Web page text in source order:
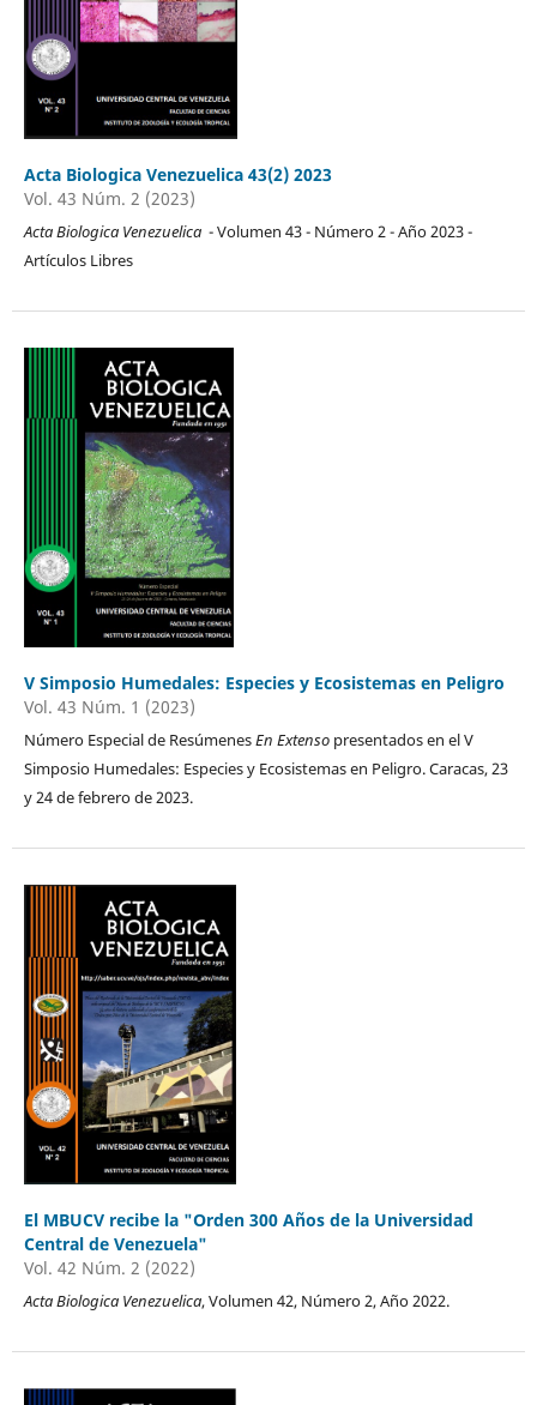
Acta Biologica Venezuelica 43(2) 2023
Vol. 43 Núm. 2 (2023)
Acta Biologica Venezuelica- Volumen 43 - Número 2 - Año 2023 -
Artículos Libres
V Simposio Humedales: Especies y Ecosistemas en Peligro
Vol. 43 Núm. 1 (2023)
Número Especial de ResúmenesEn Extensopresentados en el V
Simposio Humedales: Especies y Ecosistemas en Peligro. Caracas, 23
y 24 de febrero de 2023.
El MBUCV recibe la "Orden 300 Años de la Universidad
Central de Venezuela"
Vol. 42 Núm. 2 (2022)
Acta Biologica Venezuelica, Volumen 42, Número 2, Año 2022.